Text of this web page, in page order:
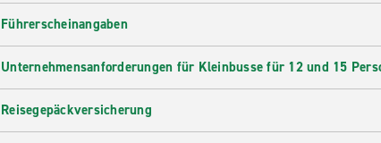
Führerscheinangaben
Unternehmensanforderungen für Kleinbusse für 12 und 15
Reisegepäckversicherung